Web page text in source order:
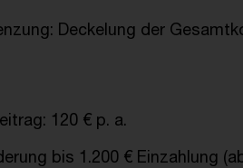
Deckelung der
120 € p. a.
bis 1.200 € Einzahlung